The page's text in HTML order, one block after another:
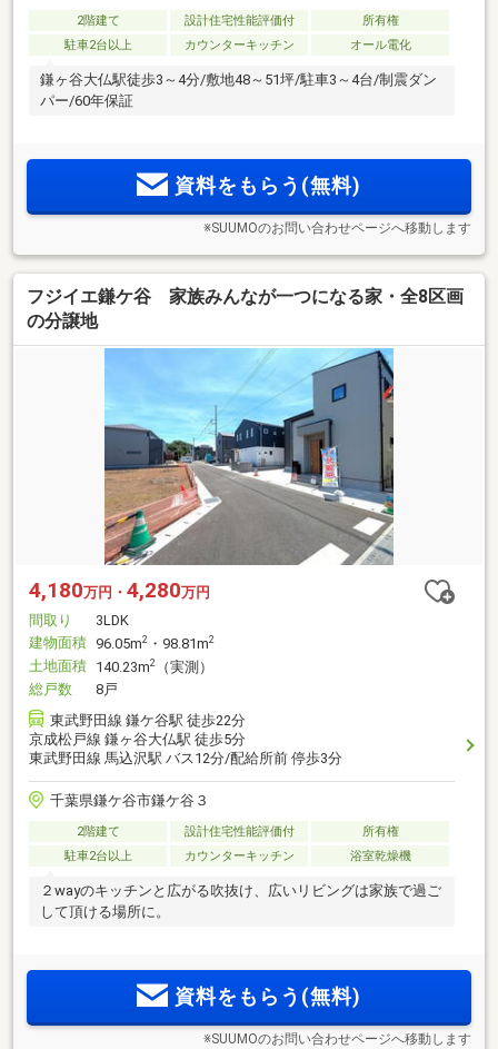
2階建て 設計住宅性能評価付
所有権
駐車2台以上
カウンターキッチン オール電化
鎌ヶ谷大仏駅徒歩3～4分/敷地48～51坪/駐車3～4台/制震ダン
パー/60年保証
資料をもらう(無料)
※SUUMOのお問い合わせページへ移動します
フジイエ鎌ケ谷 家族みんなが一つになる家・全8区画
の分譲地
4,180万円・ 4,280万円
間取り
3LDK
建物面積 96.05m2 ・98.81m2
土地面積 140.23m2
（実測）
総戸数
8戸
東武野田線 鎌ケ谷駅 徒歩22分
京成松戸線 鎌ヶ谷大仏駅 徒歩5分
東武野田線 馬込沢駅 バス12分/配給所前 停歩3分
千葉県鎌ケ谷市鎌ケ谷３
2階建て 設計住宅性能評価付
所有権
駐車2台以上
カウンターキッチン 浴室乾燥機
２wayのキッチンと広がる吹抜け、広いリビングは家族で過ご
して頂ける場所に。
資料をもらう(無料)
※SUUMOのお問い合わせページへ移動します